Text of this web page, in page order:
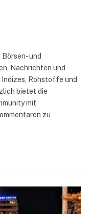
und
Nachrichten und
Indizes, Rohstoffe und
bietet die
mit
zu